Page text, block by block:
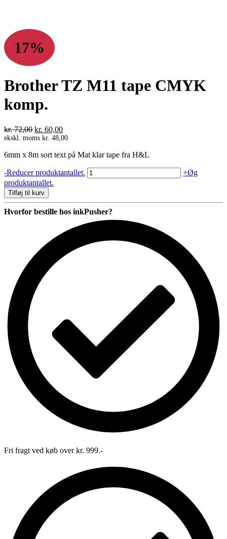
17%
Brother TZ M11 tape CMYK
komp.
kr.72,00 Den
oprindelige
var:
kr. 60,00Den
aktuelle
er:
ekskl. moms kr. 48,00
6mm x 8m sort text på Mat klar tape fra H&L
-Reducer produktantallet. Brother
TZ
CMYK
komp.
antal
+Øg
produktantallet.
Tilføj til kurv
Hvorfor bestille hos inkPusher?
Fri fragt ved køb over kr. 999.-